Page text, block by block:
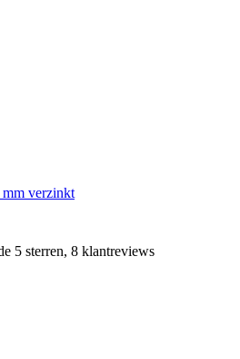
mm verzinkt
5 sterren, 8 klantreviews